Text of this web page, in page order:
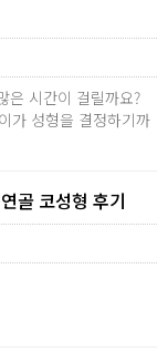
은 시간이 걸릴까요?
가 성형을 결정하기까
골 코성형 후기